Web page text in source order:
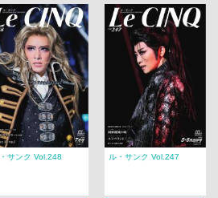
サンク Vol.248 ル・サンク Vol.247